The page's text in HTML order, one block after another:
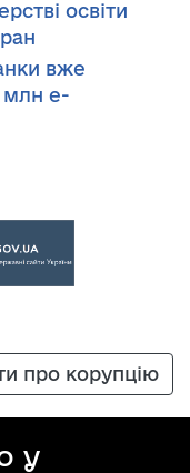
освіти
вже
млн е-
про корупцію
у